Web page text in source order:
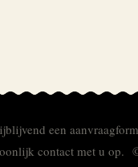
een
contact met u op.